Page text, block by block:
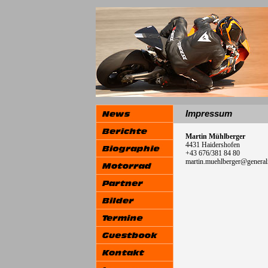
Impressum
Martin Mühlberger
4431 Haidershofen
+43 676/381 84 80